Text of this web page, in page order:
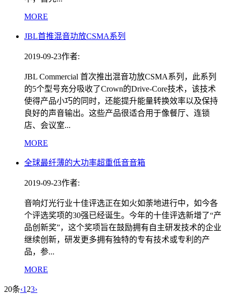
MORE
JBL首推混音功放CSMA系列
2019-09-23作者:
JBL Commercial 首次推出混音功放CSMA系列，此系列
的5个型号充分吸收了Crown的Drive-Core技术，该技术
使得产品小巧的同时，还能提升能量转换效率以及保持
良好的声音输出。这些产品很适合用于像餐厅、连锁
店、会议室...
MORE
全球最纤薄的大功率超重低音音箱
2019-09-23作者:
音响灯光行业十佳评选正在如火如荼地进行中，如今各
个评选奖项的30强已经诞生。今年的十佳评选新增了“产
品创新奖”，这个奖项旨在鼓励拥有自主研发技术的企业
继续创新，研发更多拥有独特的专有技术或专利的产
品，参...
MORE
20条‹1 23›